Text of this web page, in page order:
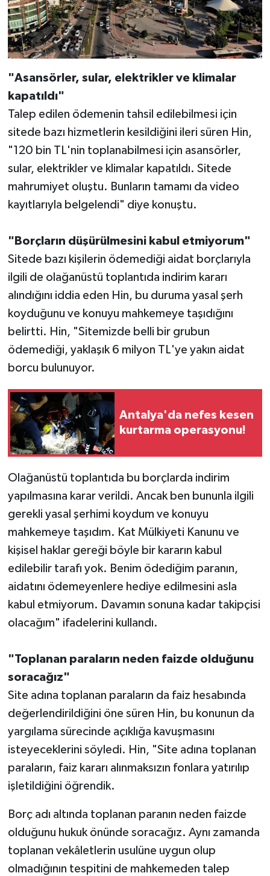
"Asansörler, sular, elektrikler ve klimalar
kapatıldı"
Talep edilen ödemenin tahsil edilebilmesi için
sitede bazı hizmetlerin kesildiğini ileri süren Hin,
"120 bin TL'nin toplanabilmesi için asansörler,
sular, elektrikler ve klimalar kapatıldı. Sitede
mahrumiyet oluştu. Bunların tamamı da video
kayıtlarıyla belgelendi" diye konuştu.
"Borçların düşürülmesini kabul etmiyorum"
Sitede bazı kişilerin ödemediği aidat borçlarıyla
ilgili de olağanüstü toplantıda indirim kararı
alındığını iddia eden Hin, bu duruma yasal şerh
koyduğunu ve konuyu mahkemeye taşıdığını
belirtti. Hin, "Sitemizde belli bir grubun
ödemediği, yaklaşık 6 milyon TL'ye yakın aidat
borcu bulunuyor.
Antalya'da nefes kesen
kurtarma operasyonu!
Olağanüstü toplantıda bu borçlarda indirim
yapılmasına karar verildi. Ancak ben bununla ilgili
gerekli yasal şerhimi koydum ve konuyu
mahkemeye taşıdım. Kat Mülkiyeti Kanunu ve
kişisel haklar gereği böyle bir kararın kabul
edilebilir tarafı yok. Benim ödediğim paranın,
aidatını ödemeyenlere hediye edilmesini asla
kabul etmiyorum. Davamın sonuna kadar takipçisi
olacağım" ifadelerini kullandı.
"Toplanan paraların neden faizde olduğunu
soracağız"
Site adına toplanan paraların da faiz hesabında
değerlendirildiğini öne süren Hin, bu konunun da
yargılama sürecinde açıklığa kavuşmasını
isteyeceklerini söyledi. Hin, "Site adına toplanan
paraların, faiz kararı alınmaksızın fonlara yatırılıp
işletildiğini öğrendik.
Borç adı altında toplanan paranın neden faizde
olduğunu hukuk önünde soracağız. Aynı zamanda
toplanan vekâletlerin usulüne uygun olup
olmadığının tespitini de mahkemeden talep